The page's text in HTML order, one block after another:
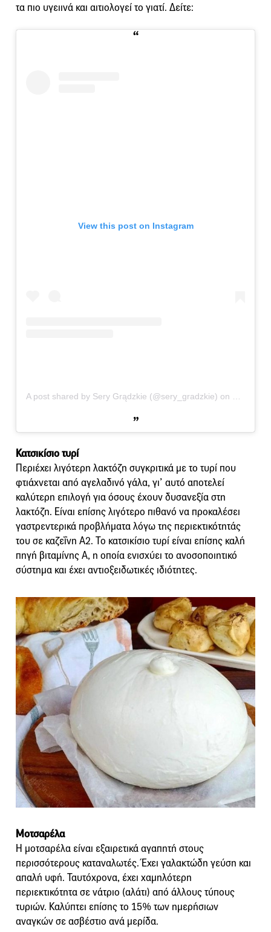
τα πιο υγειινά και αιτιολογεί το γιατί. Δείτε:
View this post on Instagram
A post shared by Sery Grądzkie (@sery_gradzkie) on
Κατσικίσιο τυρί
Περιέχει λιγότερη λακτόζη συγκριτικά με το τυρί που
φτιάχνεται από αγελαδινό γάλα, γι’ αυτό αποτελεί
καλύτερη επιλογή για όσους έχουν δυσανεξία στη
λακτόζη. Είναι επίσης λιγότερο πιθανό να προκαλέσει
γαστρεντερικά προβλήματα λόγω της περιεκτικότητάς
του σε καζεΐνη Α2. Το κατσικίσιο τυρί είναι επίσης καλή
πηγή βιταμίνης Α, η οποία ενισχύει το ανοσοποιητικό
σύστημα και έχει αντιοξειδωτικές ιδιότητες.
Μοτσαρέλα
Η μοτσαρέλα είναι εξαιρετικά αγαπητή στους
περισσότερους καταναλωτές. Έχει γαλακτώδη γεύση και
απαλή υφή. Ταυτόχρονα, έχει χαμηλότερη
περιεκτικότητα σε νάτριο (αλάτι) από άλλους τύπους
τυριών. Καλύπτει επίσης το 15% των ημερήσιων
αναγκών σε ασβέστιο ανά μερίδα.